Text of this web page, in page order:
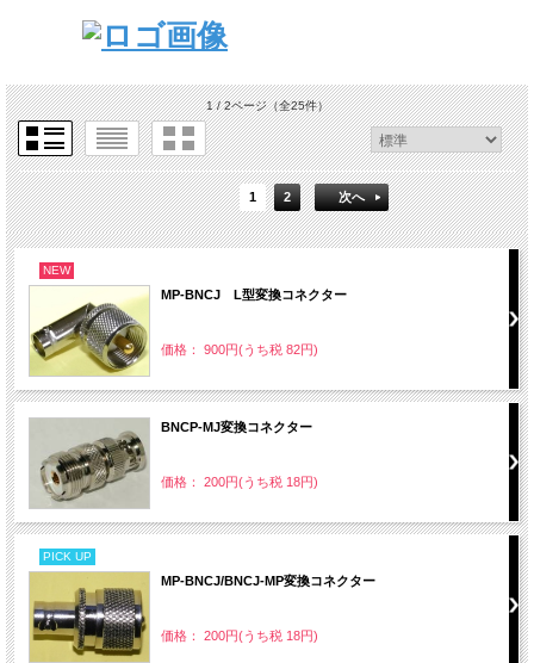
1 / 2ページ（全25件）
1 2 次へ
NEW
MP-BNCJ L型変換コネクター
価格： 900円(うち税 82円)
BNCP-MJ変換コネクター
価格： 200円(うち税 18円)
PICK UP
MP-BNCJ/BNCJ-MP変換コネクター
価格： 200円(うち税 18円)